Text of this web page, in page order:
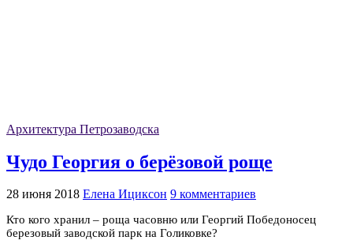
Архитектура Петрозаводска
Чудо Георгия о берёзовой роще
28 июня 2018 Елена Ициксон 9 комментариев
Кто кого хранил – роща часовню или Георгий Победоносец
березовый заводской парк на Голиковке?